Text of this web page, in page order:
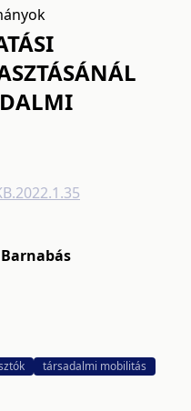
társadalmi mobilitás